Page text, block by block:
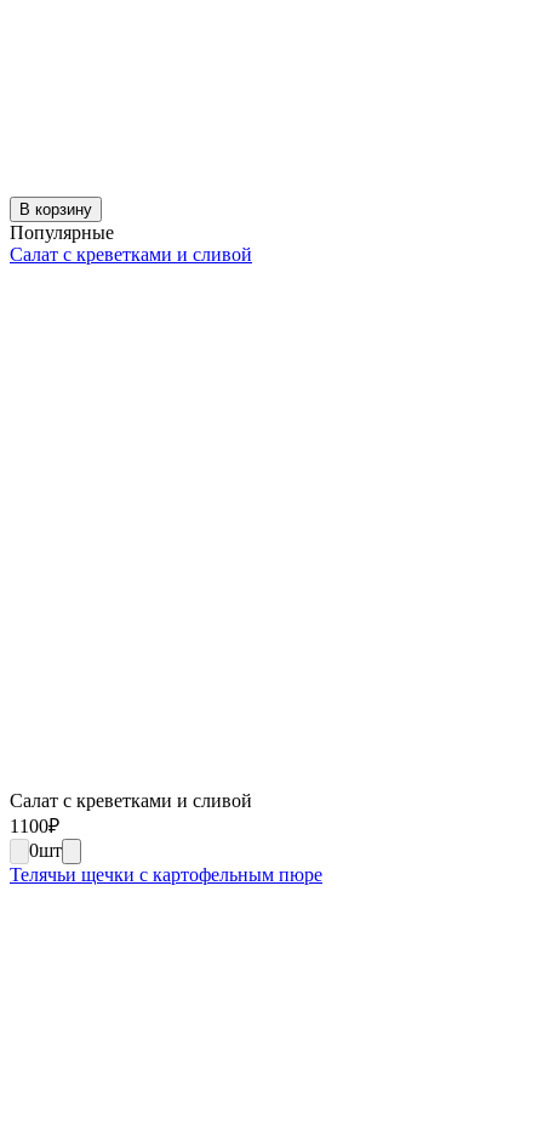
В корзину
Популярные
Салат с креветками и сливой
Салат с креветками и сливой
1100₽
0шт
Телячьи щечки с картофельным пюре